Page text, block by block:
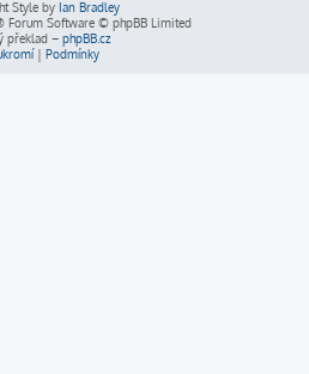
Style by Ian Bradley
Forum Software © phpBB Limited
překlad – phpBB.cz
| Podmínky